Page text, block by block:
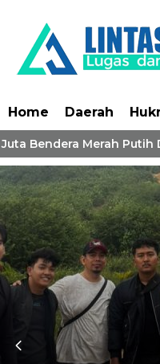
Home Daerah
Bendera Merah Putih